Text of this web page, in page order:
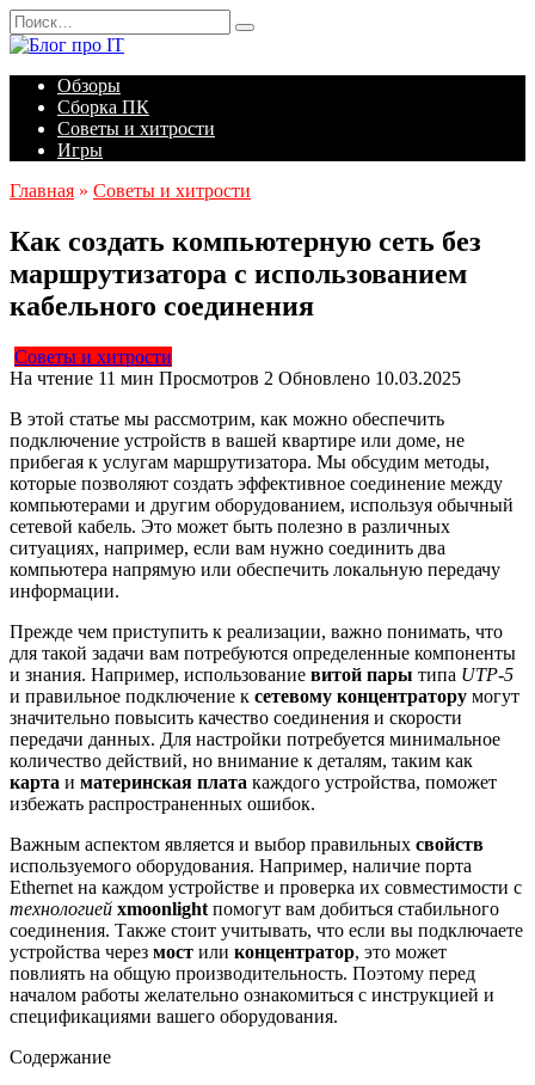
Перейти
к
содержанию
Search
for:
Обзоры
Сборка ПК
Советы и хитрости
Игры
Главная » Советы и хитрости
Как создать компьютерную сеть без
маршрутизатора с использованием
кабельного соединения
Советы и хитрости
На чтение 11 мин Просмотров 2 Обновлено 10.03.2025
В этой статье мы рассмотрим, как можно обеспечить
подключение устройств в вашей квартире или доме, не
прибегая к услугам маршрутизатора. Мы обсудим методы,
которые позволяют создать эффективное соединение между
компьютерами и другим оборудованием, используя обычный
сетевой кабель. Это может быть полезно в различных
ситуациях, например, если вам нужно соединить два
компьютера напрямую или обеспечить локальную передачу
информации.
Прежде чем приступить к реализации, важно понимать, что
для такой задачи вам потребуются определенные компоненты
и знания. Например, использование витой пары типа UTP-5
и правильное подключение к сетевому концентратору могут
значительно повысить качество соединения и скорости
передачи данных. Для настройки потребуется минимальное
количество действий, но внимание к деталям, таким как
карта и материнская плата каждого устройства, поможет
избежать распространенных ошибок.
Важным аспектом является и выбор правильных свойств
используемого оборудования. Например, наличие порта
Ethernet на каждом устройстве и проверка их совместимости с
технологией xmoonlight помогут вам добиться стабильного
соединения. Также стоит учитывать, что если вы подключаете
устройства через мост или концентратор, это может
повлиять на общую производительность. Поэтому перед
началом работы желательно ознакомиться с инструкцией и
спецификациями вашего оборудования.
Содержание